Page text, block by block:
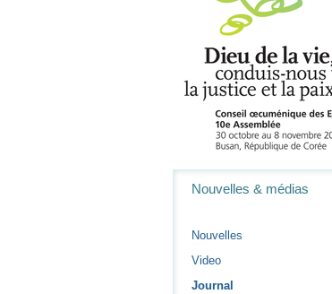
Nouvelles & médias
Nouvelles
Video
Journal